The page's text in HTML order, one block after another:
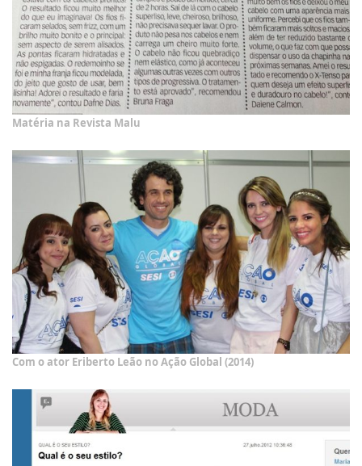
Matéria na Revista Malu
Com o ator Eriberto Leão no Ação Global (2014)